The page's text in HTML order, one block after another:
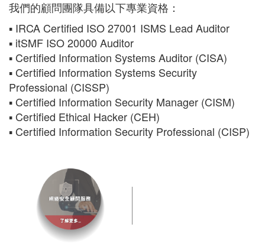
我們的顧問團隊具備以下專業資格：
▪ IRCA Certified ISO 27001 ISMS Lead Auditor
▪ itSMF ISO 20000 Auditor
▪ Certified Information Systems Auditor (CISA)
▪ Certified Information Systems Security
Professional (CISSP)
▪ Certified Information Security Manager (CISM)
▪ Certified Ethical Hacker (CEH)
▪ Certified Information Security Professional (CISP)